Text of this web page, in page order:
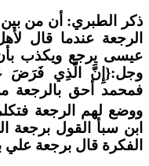
الطبري: أن من بين
عندما قال
يرجع ويكذب بأن
الَّذِي فَرَضَ
أحق بالرجعة
لهم الرجعة
قال برجعة علي